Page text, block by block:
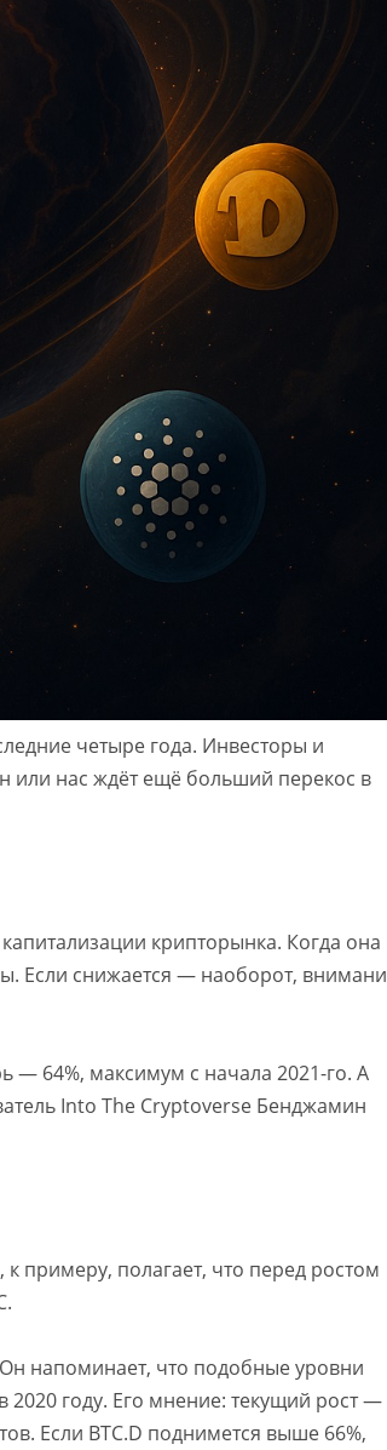
четыре года. Инвесторы и
или нас ждёт ещё больший перекос в
крипторынка. Когда она
Если снижается — наоборот,
— 64%, максимум с начала 2021-го. А
Into The Cryptoverse Бенджамин
примеру, полагает, что перед ростом
напоминает, что подобные уровни
году. Его мнение: текущий рост —
Если BTC.D поднимется выше 66%,